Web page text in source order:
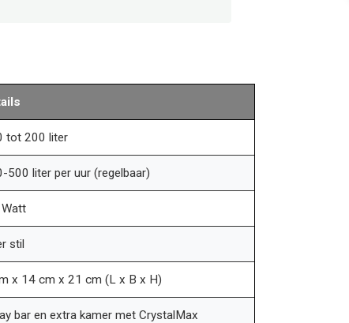
tot 200 liter
500 liter per uur (regelbaar)
stil
x 14 cm x 21 cm (L x B x H)
bar en extra kamer met CrystalMax